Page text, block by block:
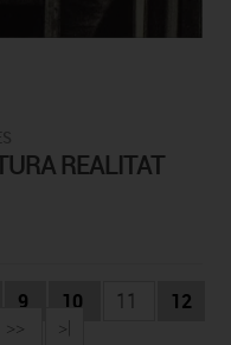
REALITAT
9 10 11
12
>> >|